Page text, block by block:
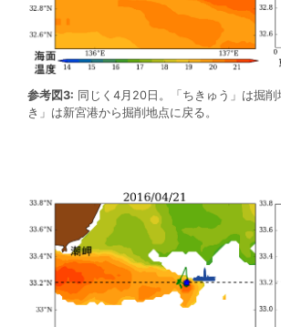
参考図3: 同じく4月20日。「ちきゅう」は掘削
き」は新宮港から掘削地点に戻る。